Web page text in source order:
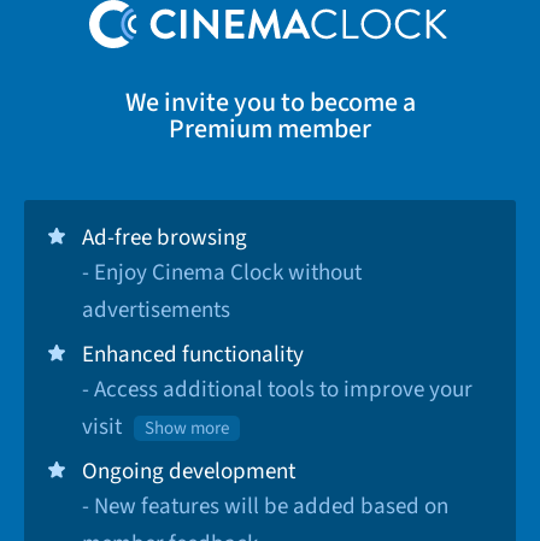
We invite you to become a
Premium member
Ad-free browsing
- Enjoy Cinema Clock without
advertisements
Enhanced functionality
- Access additional tools to improve your
visit
Show more
Ongoing development
- New features will be added based on